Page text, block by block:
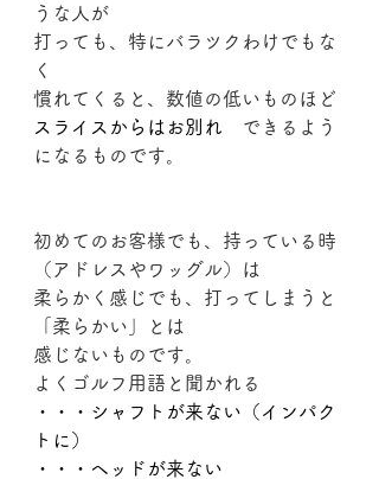
うな人が
打っても、特にバラツクわけでもな
く
慣れてくると、数値の低いものほど
スライスからはお別れ できるよう
になるものです。
初めてのお客様でも、持っている時
（アドレスやワッグル）は
柔らかく感じでも、打ってしまうと
「柔らかい」とは
感じないものです。
よくゴルフ用語と聞かれる
・・・シャフトが来ない（インパク
トに）
・・・ヘッドが来ない